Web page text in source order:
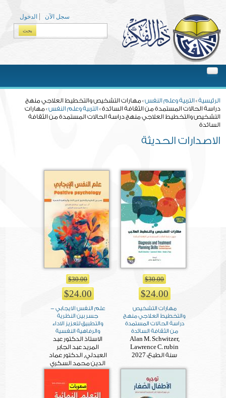
الدخول
سجل الآن
الرئيسية» التربية وعلم النفس» مهارات التشخيص والتخطيط العلاجي منهج
دراسة الحالات المستمدة من الثقافة السائدة » التربية وعلم النفس» مهارات
التشخيص والتخطيط العلاجي منهج دراسة الحالات المستمدة من الثقافة
السائدة
الاصدارات الحديثة
$30.00
$24.00
مهارات التشخيص
والتخطيط العلاجي منهج
دراسة الحالات المستمدة
من الثقافة السائدة
Alan M. Schwitzer,
Lawrence C. rubin
سنة الطبع: 2027
$30.00
$24.00
علم النفس الايجابي -
جسر بين النظرية
والتطبيق لتعزيز الاداء
والرفاهية النفسية
الاستاذ الدكتور عبد
المريد عبد الجابر
العبدلي, الدكتور عماد
الدين محمد السكري
سنة الطبع:2027